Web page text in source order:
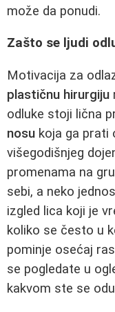
može da ponudi.
Zašto se ljudi
Motivacija za
plastičnu hirurgiju
odluke stoji lična
nosu koja ga prati
višegodišnjeg
promenama na
sebi, a neko
izgled lica koji je
koliko se često u
pominje osećaj
se pogledate u
kakvom ste se